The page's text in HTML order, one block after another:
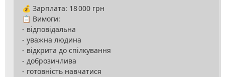
💰 Зарплата: 18 000 грн
📋 Вимоги:
- відповідальна
- уважна людина
- відкрита до спілкування
- доброзичлива
- готовність навчатися